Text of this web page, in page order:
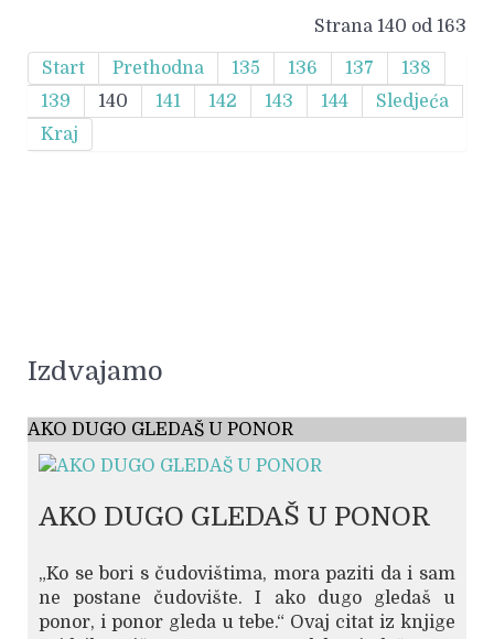
Strana 140 od 163
Start Prethodna 135 136 137
138
139
140 141 142 143 144
Sledjeća
Kraj
Izdvajamo
AKO DUGO GLEDAŠ U PONOR
AKO DUGO GLEDAŠ U PONOR
„Ko se bori s čudovištima, mora paziti da i sam
ne postane čudovište. I ako dugo gledaš u
ponor, i ponor gleda u tebe.“ Ovaj citat iz knjige